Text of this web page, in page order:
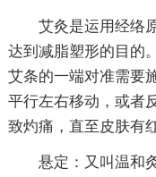
艾灸是运用经络
达到减脂塑形的目的
艾条的一端对准需要
平行左右移动，或者
致灼痛，直至皮肤有
悬定：又叫温和